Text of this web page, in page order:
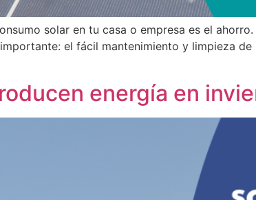
solar en tu casa o empresa es el
el fácil mantenimiento y limpieza
energía en